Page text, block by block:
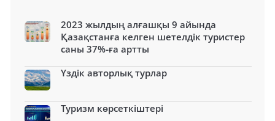
2023 жылдың алғашқы 9 айында
Қазақстанға келген шетелдік туристер
саны 37%-ға артты
Үздік авторлық турлар
Туризм көрсеткіштері